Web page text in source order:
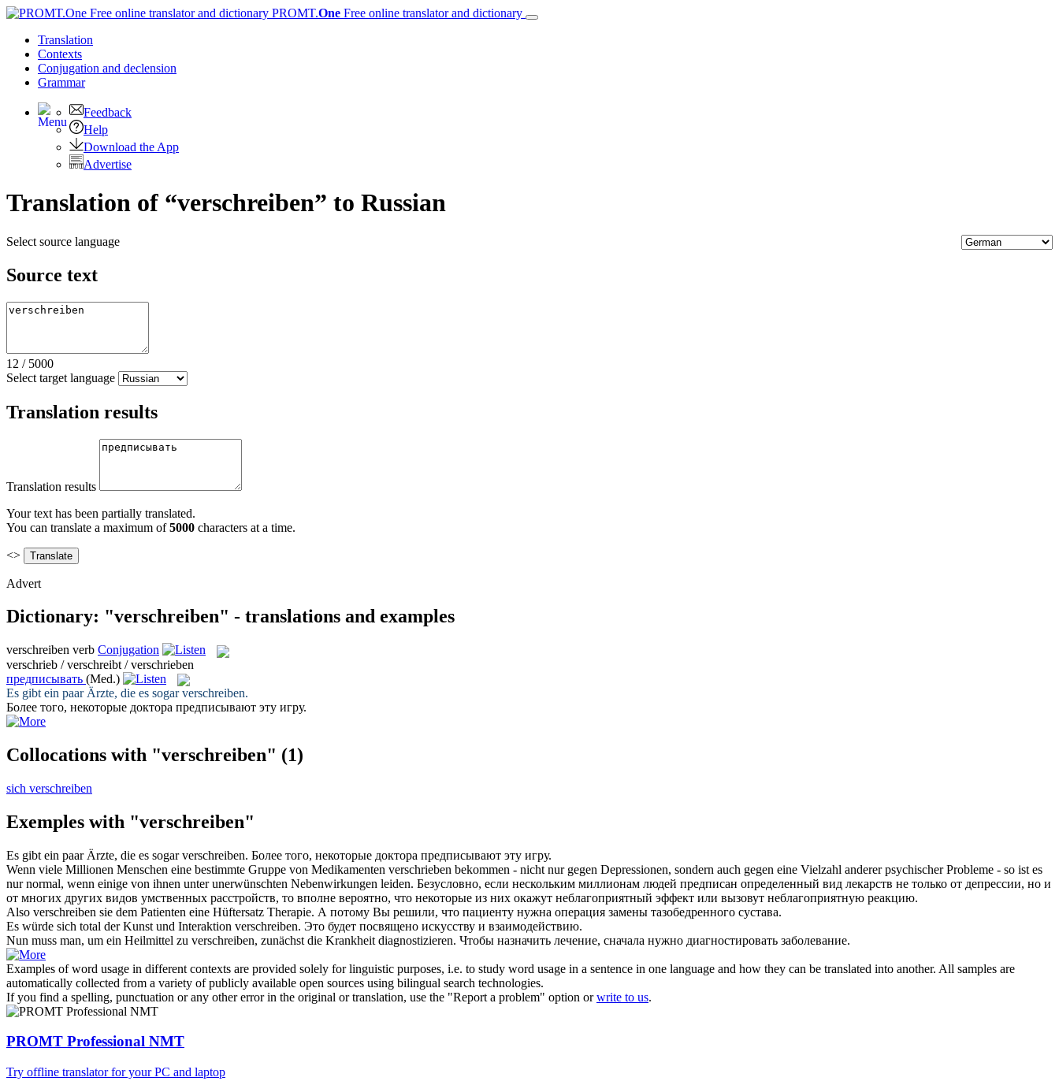
PROMT.One Free online translator and dictionary
Translation
Contexts
Conjugation and declension
Grammar
Feedback
Help
Download the App
Advertise
Translation of “verschreiben” to Russian
Select source language
Source text
12 / 5000
Select target language
Translation results
Translation results
Your text has been partially translated.
You can translate a maximum of5000 characters at a time.
<>
Advert
Dictionary: "verschreiben" - translations and examples
verschreiben verb Conjugation
verschrieb / verschreibt / verschrieben
предписывать (Med.)
Es gibt ein paar Ärzte, die es sogarverschreiben.
Более того, некоторые доктора предписывают эту игру.
Collocations with "verschreiben" (1)
sich verschreiben
Exemples with "verschreiben"
Es gibt ein paar Ärzte, die es sogarverschreiben. Более того, некоторые доктора предписывают эту игру.
Wenn viele Millionen Menschen eine bestimmte Gruppe von Medikamenten verschrieben bekommen - nicht nur gegen Depressionen, sondern auch gegen eine Vielzahl anderer psychischer Probleme - so ist es
nur normal, wenn einige von ihnen unter unerwünschten Nebenwirkungen leiden. Безусловно, если нескольким миллионам людей предписан определенный вид лекарств не только от депрессии, но и
от многих других видов умственных расстройств, то вполне вероятно, что некоторые из них окажут неблагоприятный эффект или вызовут неблагоприятную реакцию.
Also verschreiben sie dem Patienten eine Hüftersatz Therapie. А потому Вы решили, что пациенту нужна операция замены тазобедренного сустава.
Es würde sich total der Kunst und Interaktion verschreiben. Это будет посвящено искусству и взаимодействию.
Nun muss man, um ein Heilmittel zu verschreiben, zunächst die Krankheit diagnostizieren. Чтобы назначить лечение, сначала нужно диагностировать заболевание.
Examples of word usage in different contexts are provided solely for linguistic purposes, i.e. to study word usage in a sentence in one language and how they can be translated into another. All samples are
automatically collected from a variety of publicly available open sources using bilingual search technologies.
If you find a spelling, punctuation or any other error in the original or translation, use the "Report a problem" option orwrite to us.
PROMT Professional NMT
Try offline translator for your PC and laptop